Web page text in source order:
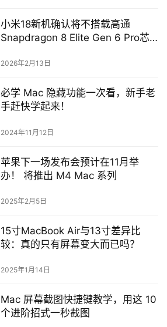
小米18新机确认将不搭载高通
Snapdragon 8 Elite Gen 6 Pro芯
2026年2月13日
必学 Mac 隐藏功能一次看，新手老
手赶快学起来！
2024年11月12日
苹果下一场发布会预计在11月举
办！ 将推出 M4 Mac 系列
2025年2月5日
15寸MacBook Air与13寸差异比
较：真的只有屏幕变大而已吗？
2025年1月14日
Mac 屏幕截图快捷键教学，用这 10
个进阶招式一秒截图